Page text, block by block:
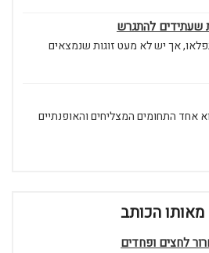
שעתידים להתגרש
אך יש לא מעט זוגות שנמצאים
אחד התחומים המצליחים והאופנתיים
מאותו הכותב
לחצים ופחדים